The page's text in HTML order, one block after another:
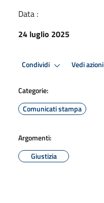
Data :
24 luglio 2025
Condividi Vedi azioni
Categorie:
Comunicati stampa
Argomenti:
Giustizia